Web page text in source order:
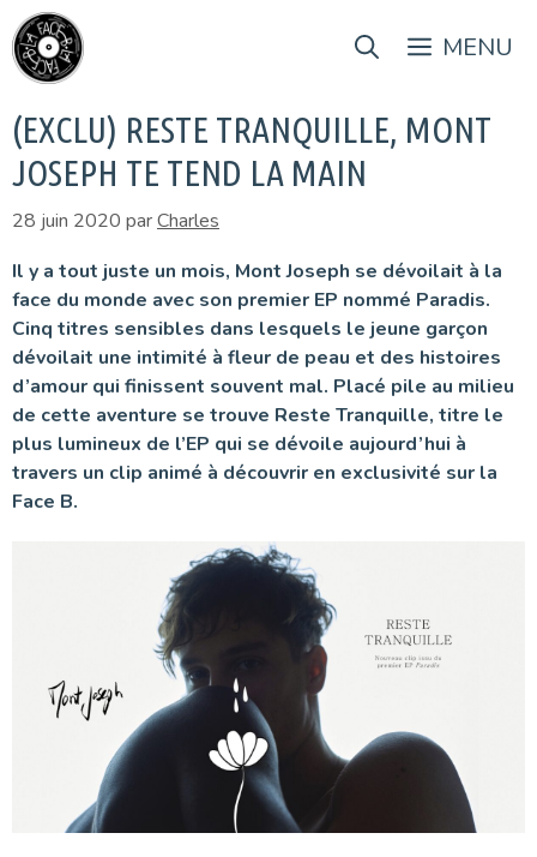
Aller
au
contenu
MENU
(EXCLU) RESTE TRANQUILLE, MONT
JOSEPH TE TEND LA MAIN
28 juin 2020 parCharles
Il y a tout juste un mois, Mont Joseph se dévoilait à la
face du monde avec son premier EP nommé Paradis.
Cinq titres sensibles dans lesquels le jeune garçon
dévoilait une intimité à fleur de peau et des histoires
d’amour qui finissent souvent mal. Placé pile au milieu
de cette aventure se trouve Reste Tranquille, titre le
plus lumineux de l’EP qui se dévoile aujourd’hui à
travers un clip animé à découvrir en exclusivité sur la
Face B.